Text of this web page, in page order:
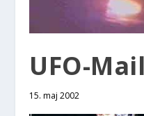
UFO-
15. maj 2002